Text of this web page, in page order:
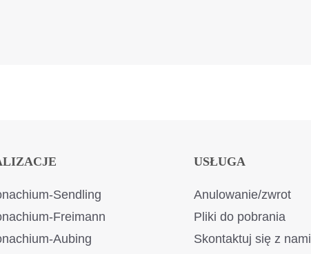
Sendling
Freimann
Aubing
USŁUGA
Anulowanie/zwrot
Pliki do pobrania
Skontaktuj się z nami